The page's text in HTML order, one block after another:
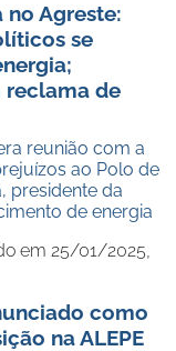
no Agreste:
se
reclama de
reunião com a
ao Polo de
presidente da
de energia
em 25/01/2025,
como
na ALEPE